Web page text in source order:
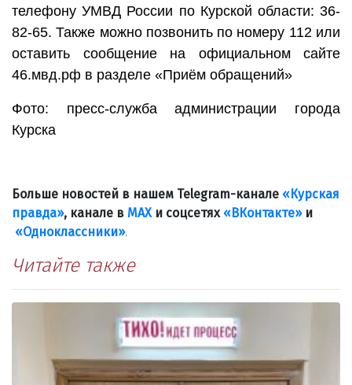
телефону УМВД России по Курской области: 36-
82-65. Также можно позвонить по номеру 112 или
оставить сообщение на официальном сайте
46.мвд.рф в разделе «Приём обращений»
Фото: пресс-служба администрации города
Курска
Больше новостей в нашем Telegram-канале «Курская
правда», канале в МАХ и соцсетях «ВКонтакте»и
«Одноклассники».
Читайте также